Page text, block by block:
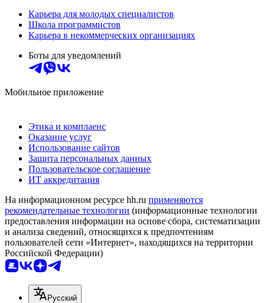
Карьера для молодых специалистов
Школа программистов
Карьера в некоммерческих организациях
Боты для уведомлений
Мобильное приложение
Этика и комплаенс
Оказание услуг
Использование сайтов
Защита персональных данных
Пользовательское соглашение
ИТ аккредитация
На информационном ресурсе hh.ru применяются
рекомендательные технологии (информационные технологии
предоставления информации на основе сбора, систематизации
и анализа сведений, относящихся к предпочтениям
пользователей сети «Интернет», находящихся на территории
Российской Федерации)
Русский